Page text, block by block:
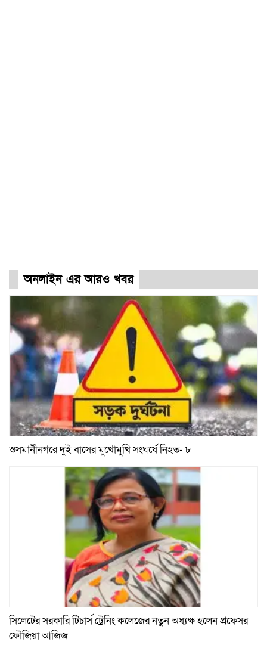
অনলাইন এর আরও খবর
ওসমানীনগরে দুই বাসের মুখোমুখি সংঘর্ষে নিহত- ৮
সিলেটের সরকারি টিচার্স ট্রেনিং কলেজের নতুন অধ্যক্ষ হলেন প্রফেসর
ফৌজিয়া আজিজ